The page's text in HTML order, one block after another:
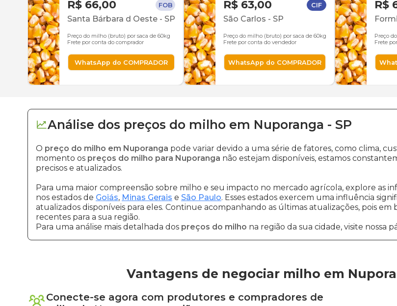
R$ 66,00 FOB
Santa Bárbara d Oeste - SP
Preço do milho (bruto) por saca de 60kg
Frete por conta do comprador
WhatsApp do COMPRADOR
R$ 63,00 CIF
São Carlos - SP
Preço do milho (bruto) por saca de 60kg
Frete por conta do vendedor
WhatsApp do COMPRADOR
R$
Preço
Frete
Análise dos preços do milho em Nuporanga - SP
O preço do milho em Nuporanga pode variar devido a uma série de fatores, como clima,
momento os preços do milho para Nuporanga não estejam disponíveis, estamos
precisos e atualizados.
Para uma maior compreensão sobre milho e seu impacto no mercado agrícola, explore as
nos estados de Goiás, Minas Gerais e São Paulo. Esses estados exercem uma influência
atualizados disponíveis para eles. Continue acompanhando as últimas atualizações, pois em
recentes para a sua região.
Para uma análise mais detalhada dos preços do milho na região da sua cidade, visite nossa
Vantagens de negociar milho em
Conecte-se agora com produtores e compradores de